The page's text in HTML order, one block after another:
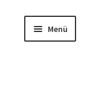
Menü